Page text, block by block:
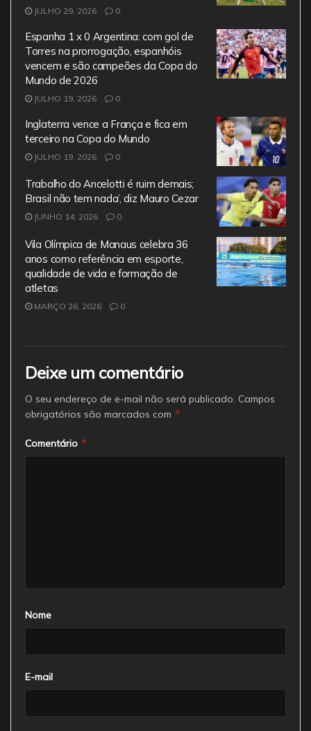
JULHO 29, 2026 0
Espanha 1 x 0 Argentina: com gol de
Torres na prorrogação, espanhóis
vencem e são campeões da Copa do
Mundo de 2026
JULHO 19, 2026 0
Inglaterra vence a França e fica em
terceiro na Copa do Mundo
JULHO 19, 2026 0
Trabalho do Ancelotti é ruim demais;
Brasil não tem nada’, diz Mauro Cezar
JUNHO 14, 2026 0
Vila Olímpica de Manaus celebra 36
anos como referência em esporte,
qualidade de vida e formação de
atletas
MARÇO 26, 2026 0
Deixe um comentário
O seu endereço de e-mail não será publicado. Campos
obrigatórios são marcados com *
Comentário *
Nome
E-mail